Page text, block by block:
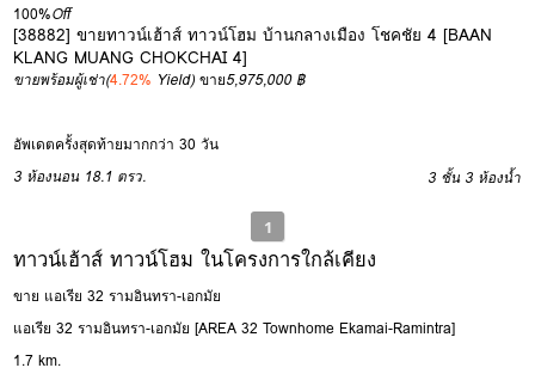
100%Off
[38882] ขายทาวน์เฮ้าส์ ทาวน์โฮม บ้านกลางเมือง โชคชัย 4 [BAAN
KLANG MUANG CHOKCHAI 4]
ขายพร้อมผู้เช่า(4.72% Yield) ขาย5,975,000 ฿
อัพเดตครั้งสุดท้ายมากกว่า 30 วัน
3 ห้องนอน 18.1 ตรว. 3 ชั้น 3 ห้องน้ำ
1
ทาวน์เฮ้าส์ ทาวน์โฮม ในโครงการใกล้เคียง
ขาย แอเรีย 32 รามอินทรา-เอกมัย
แอเรีย 32 รามอินทรา-เอกมัย [AREA 32 Townhome Ekamai-Ramintra]
1.7 km.